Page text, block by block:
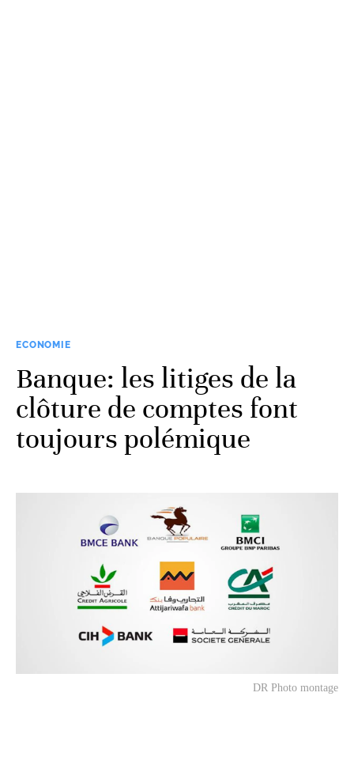
ECONOMIE
Banque: les litiges de la
clôture de comptes font
toujours polémique
DR Photo montage